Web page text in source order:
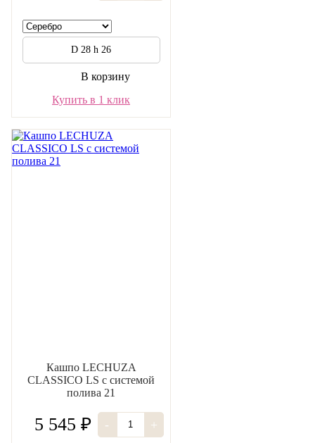
D 28 h 26
В корзину
Купить в 1 клик
Кашпо LECHUZA
CLASSICO LS с системой
полива 21
5 545 ₽ - +